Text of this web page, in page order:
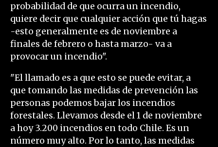
probabilidad de que ocurra un incendio,
quiere decir que cualquier acción que tú hagas
-esto generalmente es de noviembre a
finales de febrero o hasta marzo- va a
provocar un incendio".
"El llamado es a que esto se puede evitar, a
que tomando las medidas de prevención las
personas podemos bajar los incendios
forestales. Llevamos desde el 1 de noviembre
a hoy 3.200 incendios en todo Chile. Es un
número muy alto. Por lo tanto, las medidas